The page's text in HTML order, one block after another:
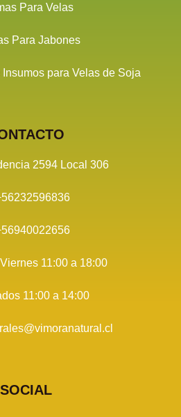
Para Velas
Para Jabones
para Velas de Soja
2594 Local 306
11:00 a 18:00
11:00 a 14:00
SOCIAL